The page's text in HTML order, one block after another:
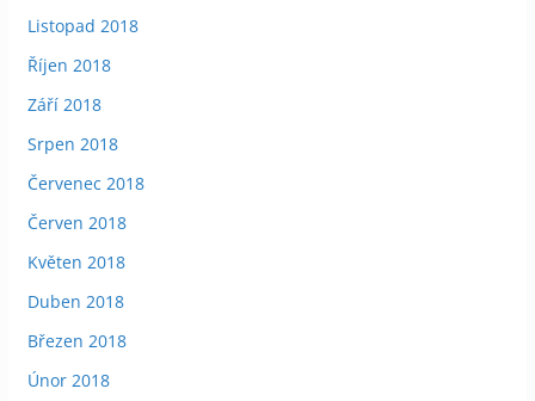
Listopad 2018
Říjen 2018
Září 2018
Srpen 2018
Červenec 2018
Červen 2018
Květen 2018
Duben 2018
Březen 2018
Únor 2018